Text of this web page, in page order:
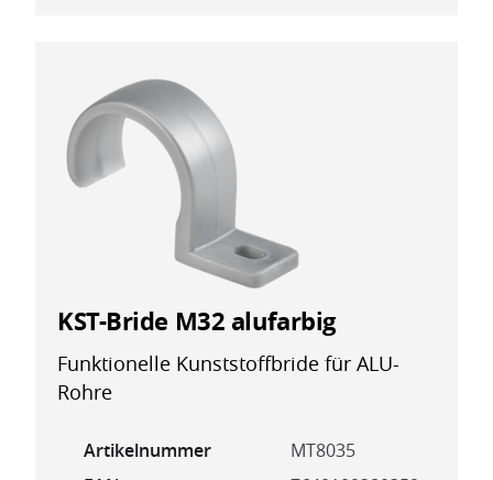
KST-Bride M32 alufarbig
Funktionelle Kunststoffbride für ALU-
Rohre
Artikelnummer
MT8035